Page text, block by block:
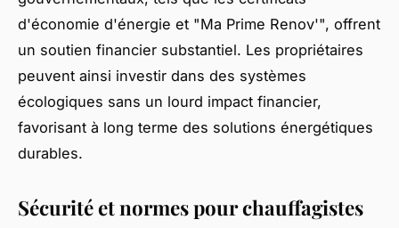
d'économie d'énergie et "Ma Prime Renov'", offrent
un soutien financier substantiel. Les propriétaires
peuvent ainsi investir dans des systèmes
écologiques sans un lourd impact financier,
favorisant à long terme des solutions énergétiques
durables.
Sécurité et normes pour chauffagistes